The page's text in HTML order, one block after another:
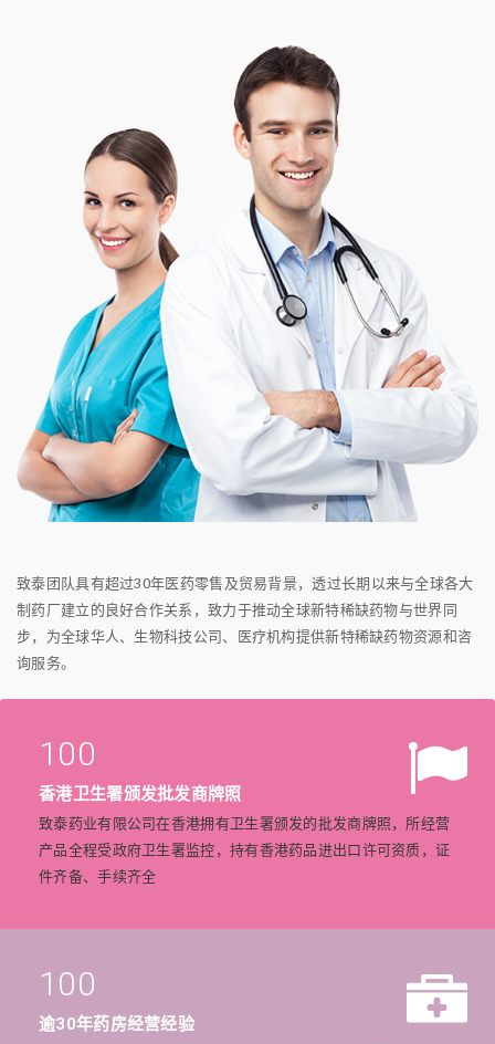
致泰团队具有超过30年医药零售及贸易背景，透过长期以来与全球各大
制药厂建立的良好合作关系，致力于推动全球新特稀缺药物与世界同
步，为全球华人、生物科技公司、医疗机构提供新特稀缺药物资源和咨
询服务。
100
香港卫生署颁发批发商牌照
致泰药业有限公司在香港拥有卫生署颁发的批发商牌照，所经营
产品全程受政府卫生署监控，持有香港药品进出口许可资质，证
件齐备、手续齐全
100
逾30年药房经营经验